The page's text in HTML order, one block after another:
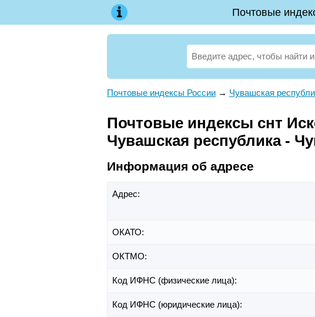
Почтовые
Почтовые индексы России → Чувашская
Почтовые индексы снт
Чувашская республика -
Информация об адресе
Адрес:
ОКАТО:
ОКТМО:
Код ИФНС (физические лица):
Код ИФНС (юридические лица):